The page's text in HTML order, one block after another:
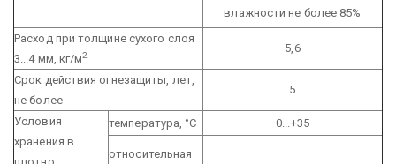
влажности не более 85%
Расход при толщине сухого слоя
3...4 мм, кг/м2
5,6
Срок действия огнезащиты, лет,
не более
5
Условия
хранения в
плотно
температура, °С 0...+35
относительная